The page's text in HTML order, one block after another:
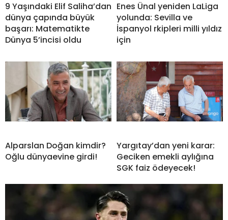
9 Yaşındaki Elif Saliha’dan
dünya çapında büyük
başarı: Matematikte
Dünya 5’incisi oldu
Enes Ünal yeniden LaLiga
yolunda: Sevilla ve
İspanyol rkipleri milli yıldız
için
Alparslan Doğan kimdir?
Oğlu dünyaevine girdi!
Yargıtay’dan yeni karar:
Geciken emekli aylığına
SGK faiz ödeyecek!